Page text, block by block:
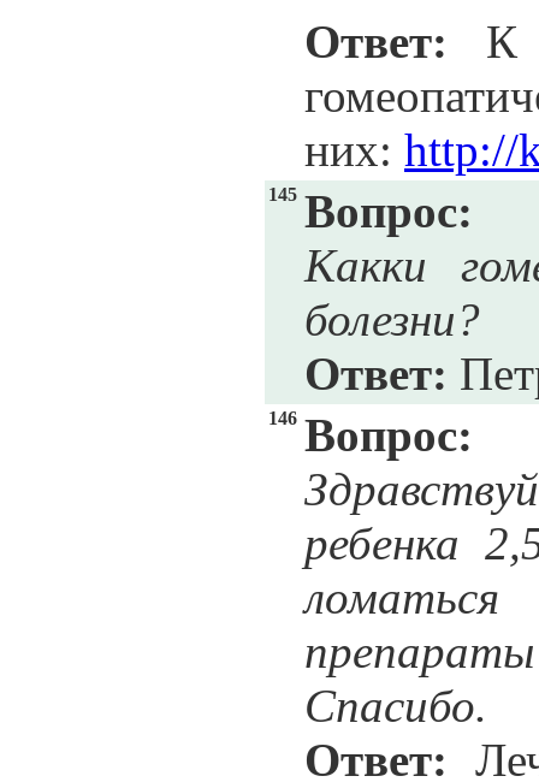
Ответ: К
них: http://
145 Вопрос:
Какки
болезни?
Ответ:
146 Вопрос:
ребенка
Спасибо.
Ответ: